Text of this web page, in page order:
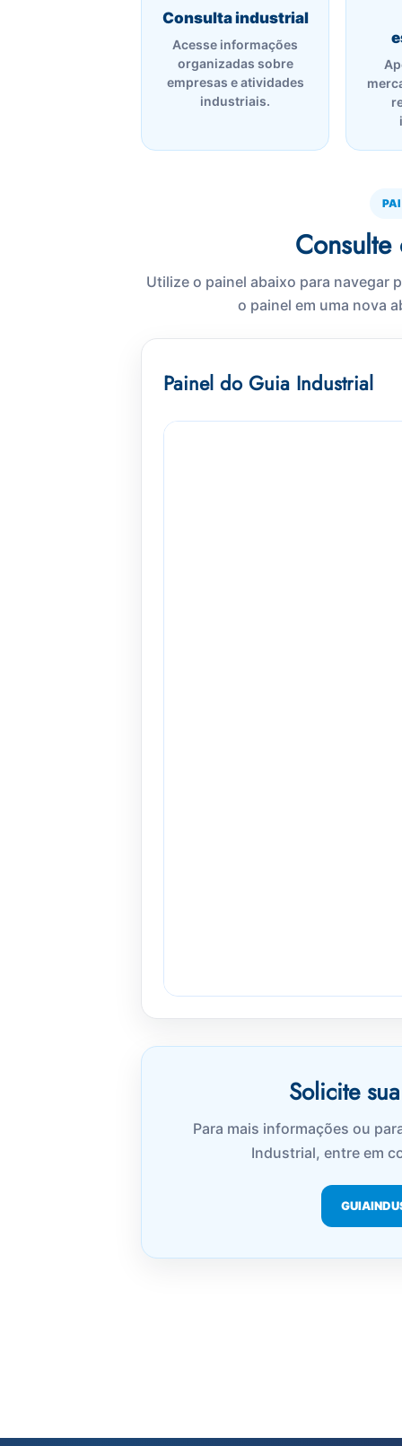
Consulta industrial
Acesse informações
organizadas sobre
empresas e atividades
industriais.
Utilize o painel abaixo para navegar
o painel em uma nova
Painel do Guia Industrial
Solicite
Para mais informações ou
Industrial, entre em